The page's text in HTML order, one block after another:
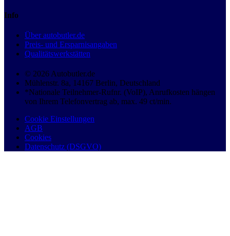
Info
Über autobutler.de
Preis- und Ersparnisangaben
Qualitätswerkstätten
© 2026 Autobutler.de
Mühlenstr. 8a, 14167 Berlin, Deutschland
*Nationale Teilnehmer-Rufnr. (VoIP), Anrufkosten hängen
von Ihrem Telefonvertrag ab, max. 49 ct/min.
Cookie Einstellungen
AGB
Cookies
Datenschutz (DSGVO)